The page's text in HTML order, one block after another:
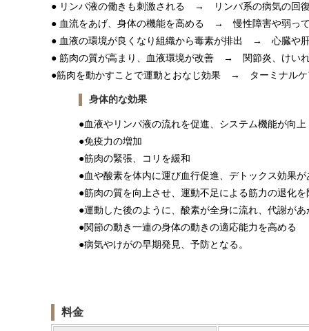
● リンパ液の働きも刺激される → リンパ系の病気の回
● 血流をあげ、身体の機能を高める → 慢性障害や弱っ
● 血液の環境が良くなり組織から毒素が排出 → 心臓や
● 筋肉の質が高まり、血液環境が改善 → 関節炎、けい
●筋肉を動かすことで運動とおなじ効果 → ターミナルケ
身体的な効果
●血液やリンパ液の流れを促進、システム機能が向上
●免疫力の増加
●筋肉の緊張、コリを緩和
●血や酸素を体内に運び血行促進、デトックス効果が
●筋肉の質を向上させ、運動不足による筋力の退化を
●運動した後のように、酸素が全身に流れ、代謝があ
●関節の動き一連の身体の動きの適応能力を高める
●病気やけがの早期発見、予防となる。
料金